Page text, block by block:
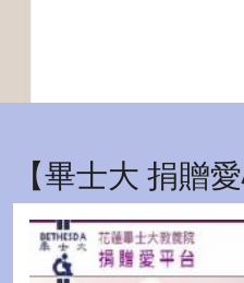
【畢士大 捐贈